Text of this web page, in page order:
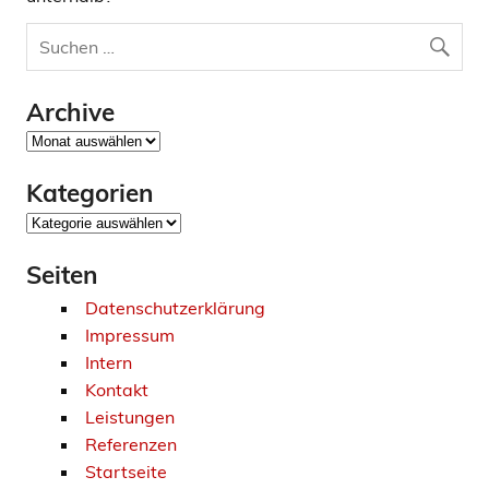
Archive
Archive
Kategorien
Kategorien
Seiten
Datenschutzerklärung
Impressum
Intern
Kontakt
Leistungen
Referenzen
Startseite